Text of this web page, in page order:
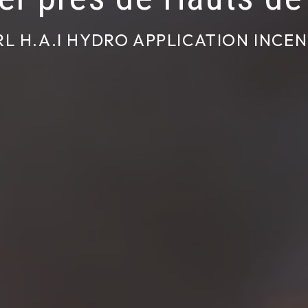
H.A.I HYDRO APPLICATION